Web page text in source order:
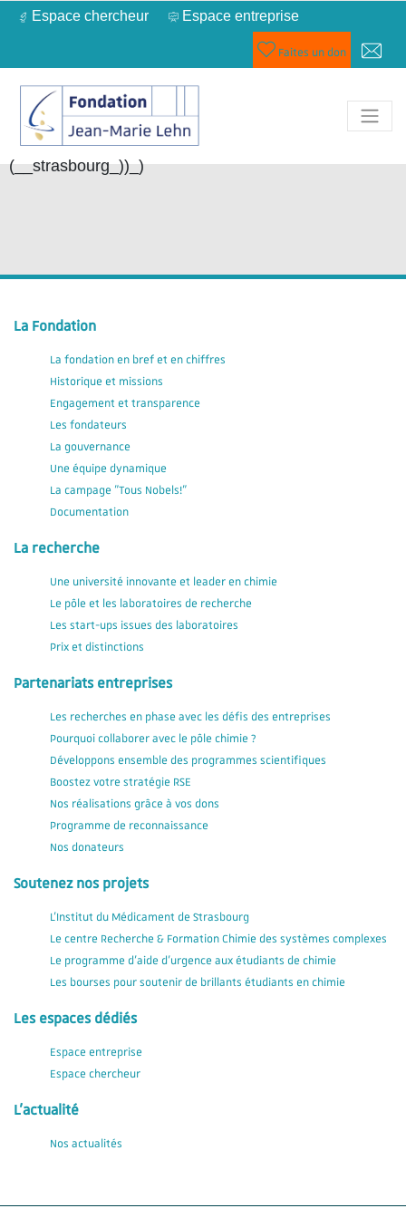
Espace chercheur Espace entreprise
Faites un don
(__strasbourg_))_)
La Fondation
La fondation en bref et en chiffres
Historique et missions
Engagement et transparence
Les fondateurs
La gouvernance
Une équipe dynamique
La campage "Tous Nobels!"
Documentation
La recherche
Une université innovante et leader en chimie
Le pôle et les laboratoires de recherche
Les start-ups issues des laboratoires
Prix et distinctions
Partenariats entreprises
Les recherches en phase avec les défis des entreprises
Pourquoi collaborer avec le pôle chimie ?
Développons ensemble des programmes scientifiques
Boostez votre stratégie RSE
Nos réalisations grâce à vos dons
Programme de reconnaissance
Nos donateurs
Soutenez nos projets
L'Institut du Médicament de Strasbourg
Le centre Recherche & Formation Chimie des systèmes complexes
Le programme d'aide d'urgence aux étudiants de chimie
Les bourses pour soutenir de brillants étudiants en chimie
Les espaces dédiés
Espace entreprise
Espace chercheur
L'actualité
Nos actualités